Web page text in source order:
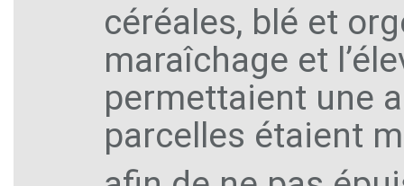
céréales, blé et
maraîchage et
permettaient une
parcelles étaient